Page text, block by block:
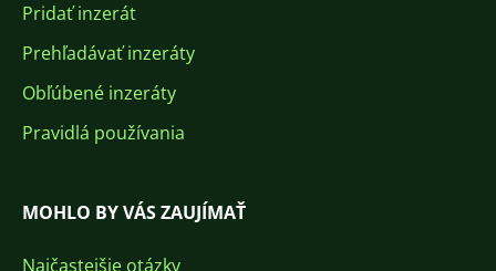
Pridať inzerát
Prehľadávať inzeráty
Obľúbené inzeráty
Pravidlá používania
MOHLO BY VÁS ZAUJÍMAŤ
Najčastejšie otázky